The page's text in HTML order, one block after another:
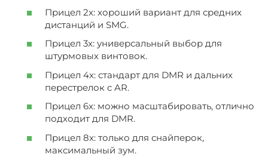
Прицел 2x: хороший вариант для средних
дистанций и SMG.
Прицел 3x: универсальный выбор для
штурмовых винтовок.
Прицел 4x: стандарт для DMR и дальних
перестрелок с AR.
Прицел 6x: можно масштабировать, отлично
подходит для DMR.
Прицел 8x: только для снайперок,
максимальный зум.